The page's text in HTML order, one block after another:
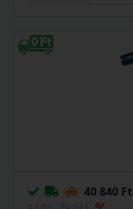
40 840 Ft